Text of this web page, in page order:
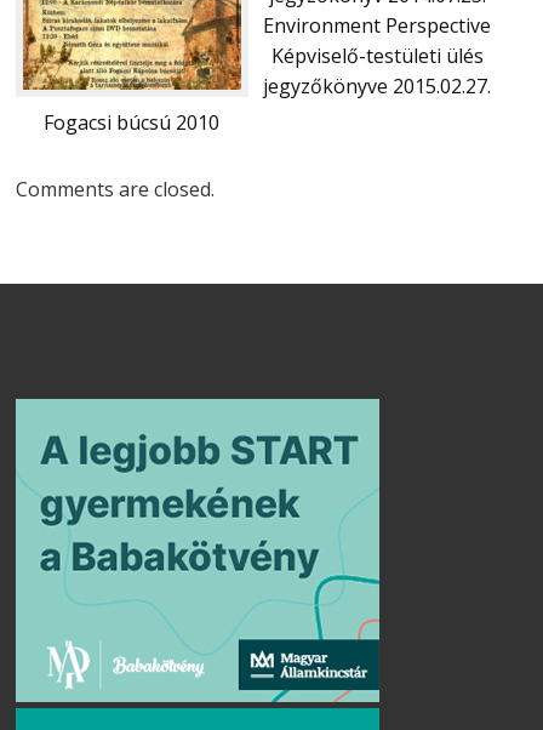
Fogacsi búcsú 2010
Environment Perspective
Képviselő-testületi ülés
jegyzőkönyve 2015.02.27.
Comments are closed.